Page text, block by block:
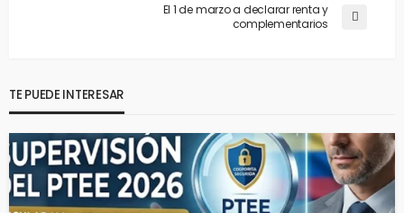
El 1 de marzo a declarar renta y
complementarios
TE PUEDE INTERESAR